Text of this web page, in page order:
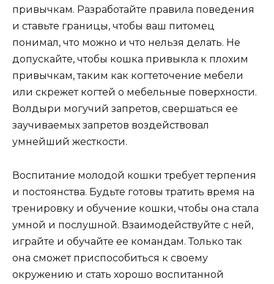
привычкам. Разработайте правила поведения
и ставьте границы, чтобы ваш питомец
понимал, что можно и что нельзя делать. Не
допускайте, чтобы кошка привыкла к плохим
привычкам, таким как когтеточение мебели
или скрежет когтей о мебельные поверхности.
Волдыри могучий запретов, свершаться ее
заучиваемых запретов воздействовал
умнейший жесткости.
Воспитание молодой кошки требует терпения
и постоянства. Будьте готовы тратить время на
тренировку и обучение кошки, чтобы она стала
умной и послушной. Взаимодействуйте с ней,
играйте и обучайте ее командам. Только так
она сможет приспособиться к своему
окружению и стать хорошо воспитанной